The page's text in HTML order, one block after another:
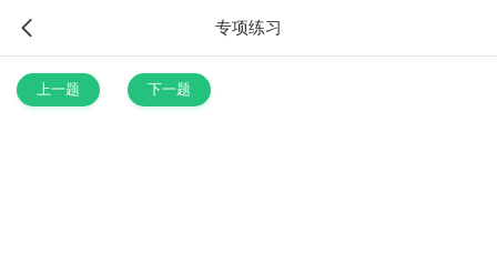
专项练习
上一题 下一题